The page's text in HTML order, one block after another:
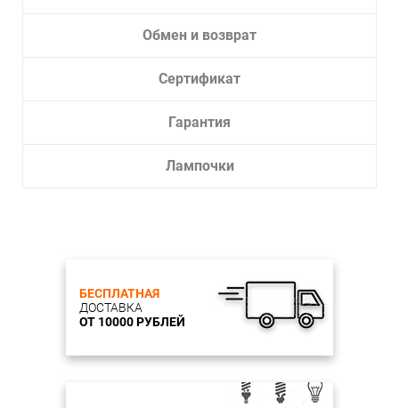
Обмен и возврат
Сертификат
Гарантия
Лампочки
БЕСПЛАТНАЯ
ДОСТАВКА
ОТ 10000 РУБЛЕЙ